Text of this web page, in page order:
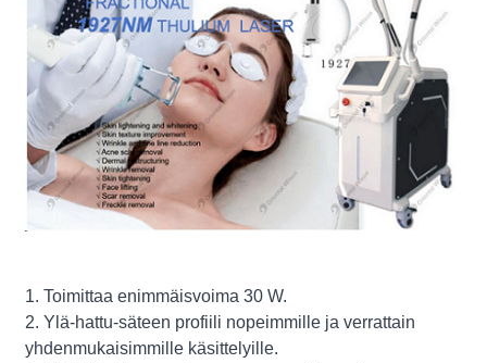
1. Toimittaa enimmäisvoima 30 W.
2. Ylä-hattu-säteen profiili nopeimmille ja verrattain
yhdenmukaisimmille käsittelyille.